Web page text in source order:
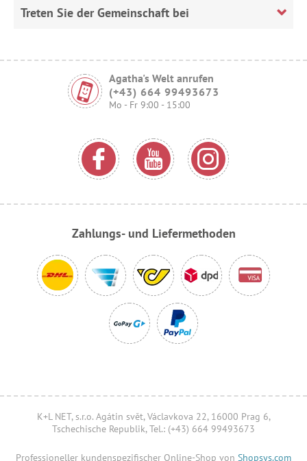
Treten Sie der Gemeinschaft bei
Agatha's Welt anrufen
(+43) 664 99493673
Mo - Fr 9:00 - 15:00
Zahlungs- und Liefermethoden
K+L NET, s.r.o. Agátin svět, Václavkova 22, 16000 Prag 6,
Tschechische Republik, Tel.: (+43) 664 99493673
Professioneller kundenspezifischer Online-Shop von Shopsys.com